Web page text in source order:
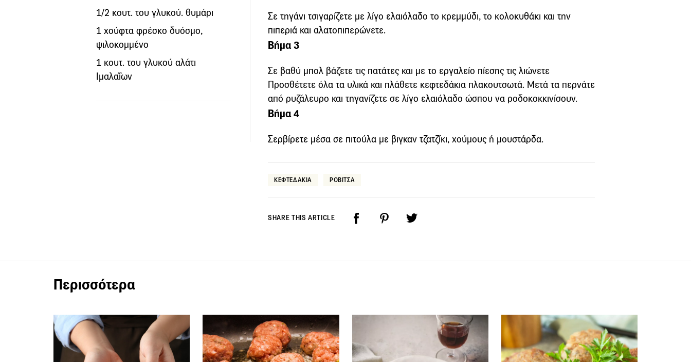
1/2 κουτ. του γλυκού. θυμάρι
1 χούφτα φρέσκο δυόσμο,
ψιλοκομμένο
1 κουτ. του γλυκού αλάτι
Ιμαλαΐων
Σε τηγάνι τσιγαρίζετε με λίγο ελαιόλαδο το κρεμμύδι, το κολοκυθάκι και την
πιπεριά και αλατοπιπερώνετε.
Βήμα 3
Σε βαθύ μπολ βάζετε τις πατάτες και με το εργαλείο πίεσης τις λιώνετε
Προσθέτετε όλα τα υλικά και πλάθετε κεφτεδάκια πλακουτσωτά. Μετά τα περνάτε
από ρυζάλευρο και τηγανίζετε σε λίγο ελαιόλαδο ώσπου να ροδοκοκκινίσουν.
Βήμα 4
Σερβίρετε μέσα σε πιτούλα με βιγκαν τζατζίκι, χούμους ή μουστάρδα.
ΚΕΦΤΕΔΑΚΙΑ ΡΟΒΙΤΣΑ
SHARE THIS ARTICLE
Περισσότερα